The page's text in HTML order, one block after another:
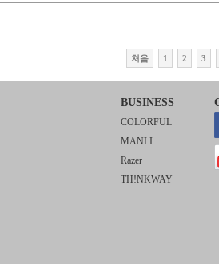
처음 1 2 3
BUSINESS
COLORFUL
MANLI
Razer
TH!NKWAY